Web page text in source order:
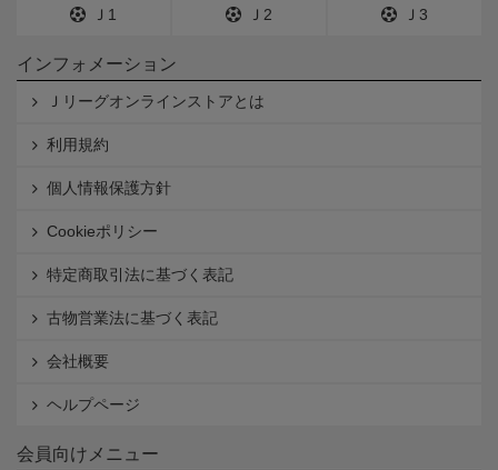
Ｊ1 Ｊ2 Ｊ3
インフォメーション
Ｊリーグオンラインストアとは
利用規約
個人情報保護方針
Cookieポリシー
特定商取引法に基づく表記
古物営業法に基づく表記
会社概要
ヘルプページ
会員向けメニュー